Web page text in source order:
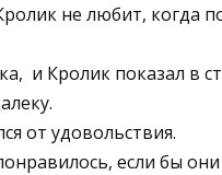
не любит, когда
и Кролик показал в
от удовольствия.
если бы они